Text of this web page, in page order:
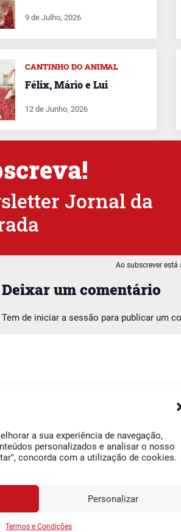
a sua experiência de navegação,
personalizados e analisar o nosso
concorda com a utilização de cookies.
Personalizar
Termos e Condições
Deixar um comentário
Tem de iniciar a sessão para publicar um
9 de Julho, 2026
CANTINHO DO ANIMAL
Félix, Mário e Lui
12 de Junho, 2026
Jornal da
Ao subscrever está
Assine o JORNAL
Facebook
Instagram
YouTube
O
Ficha
© 2026 Jornal da Bairrada